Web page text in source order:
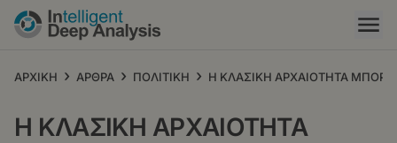
Παράκαμψη
προς
κυρίως
ΑΡΧΙΚΗ › ΑΡΘΡΑ › ΠΟΛΙΤΙΚΗ › Η ΚΛΑΣΙΚΗ ΑΡΧΑΙΟΤΗΤΑ
Η ΚΛΑΣΙΚΗ ΑΡΧΑΙΟΤΗΤΑ